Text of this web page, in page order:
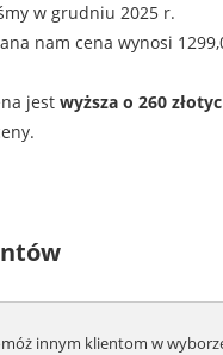
w grudniu 2025 r.
nam cena wynosi
jest wyższa o 260
innym klientom w